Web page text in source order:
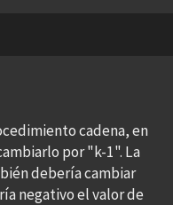
cadena, en
por "k-1". La
debería cambiar
negativo el valor de